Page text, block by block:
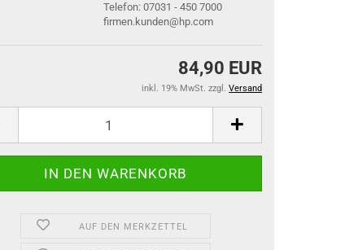
Telefon: 07031 - 450 7000
firmen.kunden@hp.com
84,90 EUR
inkl. 19% MwSt. zzgl. Versand
AUF DEN MERKZETTEL